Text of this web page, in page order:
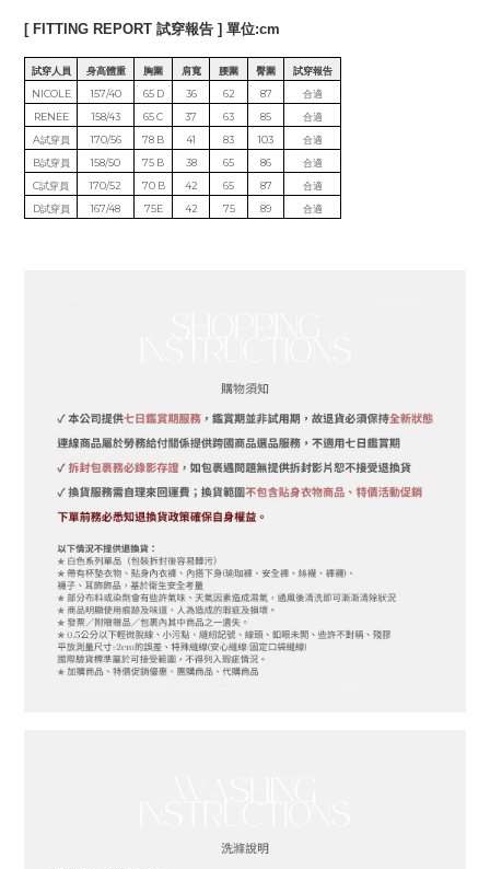
[ FITTING REPORT 試穿報告 ] 單位:cm
試穿人員 身高體重 胸圍 肩寬 腰圍 臀圍
試穿報告
NICOLE
157/40 65 D 36 62 87
合適
RENEE
158/43 65 C 37 63 85
合適
A試穿員
170/56 78 B 41 83 103
合適
B試穿員
158/50 75 B 38 65 86
合適
C試穿員
170/52 70 B 42 65 87
合適
D試穿員
167/48 75E 42 75 89 合適